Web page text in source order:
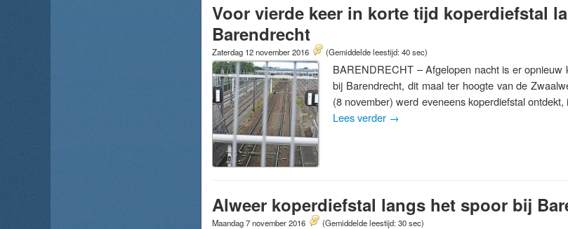
Voor vierde keer in korte tijd koperdiefstal
Barendrecht
Zaterdag 12 november 2016 (Gemiddelde leestijd: 40 sec)
BARENDRECHT – Afgelopen nacht is er opnieuw
bij Barendrecht, dit maal ter hoogte van de
(8 november) werd eveneens koperdiefstal
Lees verder →
Alweer koperdiefstal langs het spoor bij
Maandag 7 november 2016 (Gemiddelde leestijd: 30 sec)